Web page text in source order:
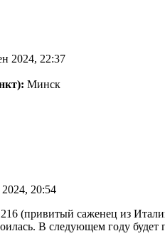
2024, 22:37
Минск
2024, 20:54
(привитый саженец из
В следующем году